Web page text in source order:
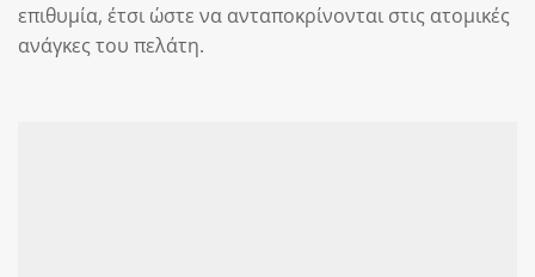
επιθυμία, έτσι ώστε να ανταποκρίνονται στις ατομικές
ανάγκες του πελάτη.